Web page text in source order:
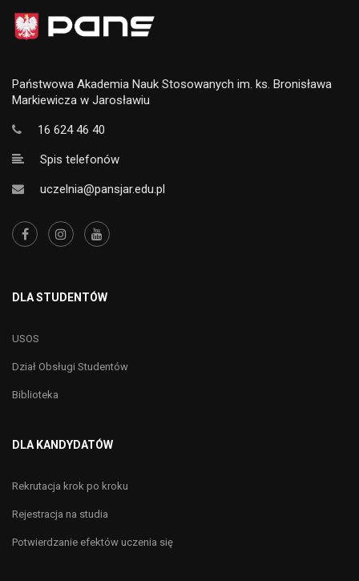
Państwowa Akademia Nauk Stosowanych im. ks. Bronisława
Markiewicza w Jarosławiu
16 624 46 40
Spis telefonów
uczelnia@pansjar.edu.pl
DLA STUDENTÓW
USOS
Dział Obsługi Studentów
Biblioteka
DLA KANDYDATÓW
Rekrutacja krok po kroku
Rejestracja na studia
Potwierdzanie efektów uczenia się